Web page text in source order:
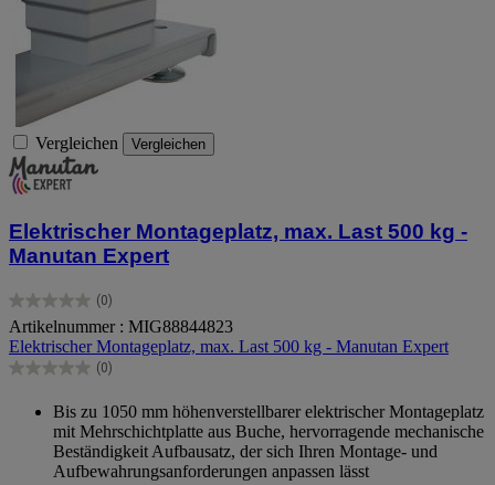
Vergleichen Vergleichen
Elektrischer Montageplatz, max. Last 500 kg -
Manutan Expert
(0)
0.0
von
5
Sternen.
Artikelnummer : MIG88844823
Elektrischer Montageplatz, max. Last 500 kg - Manutan Expert
(0)
0.0
Sternen.
Bis zu 1050 mm höhenverstellbarer elektrischer Montageplatz
mit Mehrschichtplatte aus Buche, hervorragende mechanische
Beständigkeit Aufbausatz, der sich Ihren Montage- und
Aufbewahrungsanforderungen anpassen lässt